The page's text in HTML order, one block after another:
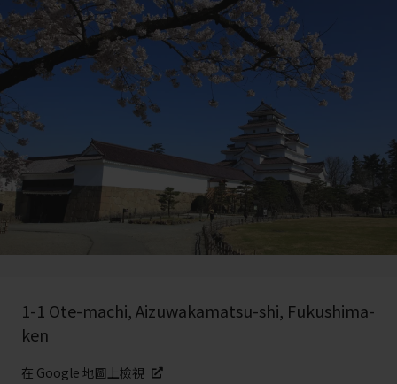
1-1 Ote-machi, Aizuwakamatsu-shi, Fukushima-
ken
在 Google 地圖上檢視